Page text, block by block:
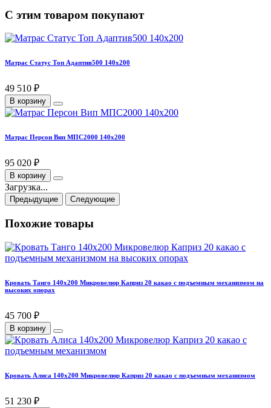
С этим товаром покупают
Матрас Статус Топ Адаптив500 140х200
49 510 ₽
В корзину
Матрас Персон Вип МПС2000 140х200
95 020 ₽
В корзину
Загрузка...
Предыдущие Следующие
Похожие товары
Кровать Танго 140х200 Микровелюр Каприз 20 какао с подъемным механизмом на
высоких опорах
45 700 ₽
В корзину
Кровать Алиса 140х200 Микровелюр Каприз 20 какао с подъемным механизмом
51 230 ₽